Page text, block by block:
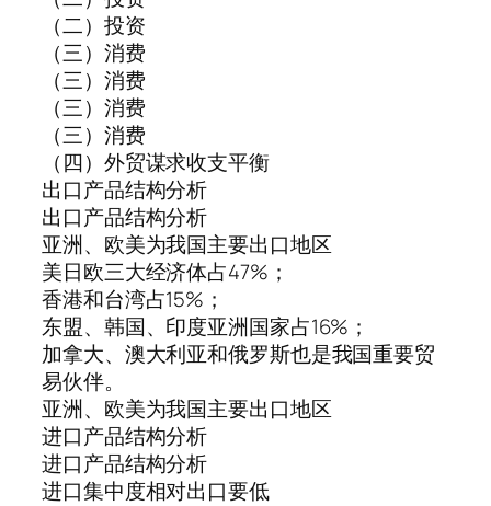
（二）投资
（三）消费
（三）消费
（三）消费
（三）消费
（四）外贸谋求收支平衡
出口产品结构分析
出口产品结构分析
亚洲、欧美为我国主要出口地区
美日欧三大经济体占47%；
香港和台湾占15%；
东盟、韩国、印度亚洲国家占16%；
加拿大、澳大利亚和俄罗斯也是我国重要贸
易伙伴。
亚洲、欧美为我国主要出口地区
进口产品结构分析
进口产品结构分析
进口集中度相对出口要低